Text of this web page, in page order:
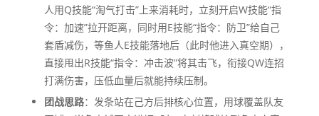
人用Q技能“淘气打击”上来消耗时，立刻开启W技能“指
令：加速”拉开距离，同时用E技能“指令：防卫”给自己
套盾减伤，等鱼人E技能落地后（此时他进入真空期），
直接甩出R技能“指令：冲击波”将其击飞，衔接QW连招
打满伤害，压低血量后就能持续压制。
团战思路：发条站在己方后排核心位置，用球覆盖队友